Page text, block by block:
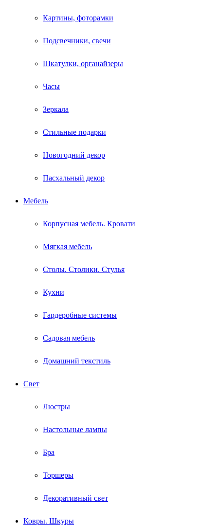
Картины, фоторамки
Подсвечники, свечи
Шкатулки, органайзеры
Часы
Зеркала
Стильные подарки
Новогодний декор
Пасхальный декор
Мебель
Корпусная мебель. Кровати
Мягкая мебель
Столы. Столики. Стулья
Кухни
Гардеробные системы
Садовая мебель
Домашний текстиль
Свет
Люстры
Настольные лампы
Бра
Торшеры
Декоративный свет
Ковры. Шкуры